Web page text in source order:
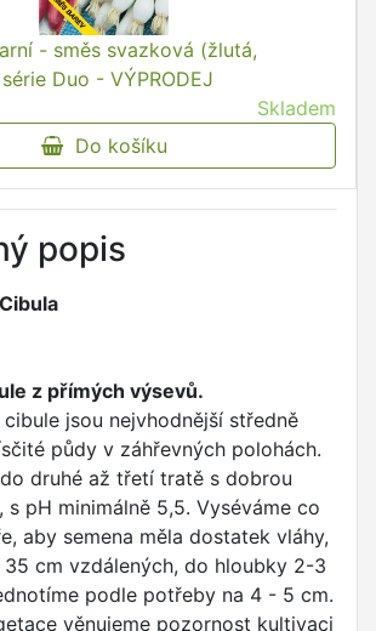
- směs svazková (žlutá,
Duo - VÝPRODEJ
Skladem
Do košíku
popis
z přímých výsevů.
jsou nejvhodnější středně
půdy v záhřevných polohách.
druhé až třetí tratě s dobrou
s pH minimálně 5,5. Vyséváme co
aby semena měla dostatek vláhy,
cm vzdálených, do hloubky 2-3
podle potřeby na 4 - 5 cm.
věnujeme pozornost kultivaci